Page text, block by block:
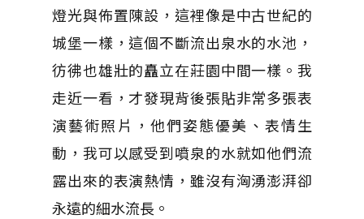
燈光與佈置陳設，這裡像是中古世紀的
城堡一樣，這個不斷流出泉水的水池，
彷彿也雄壯的矗立在莊園中間一樣。我
走近一看，才發現背後張貼非常多張表
演藝術照片，他們姿態優美、表情生
動，我可以感受到噴泉的水就如他們流
露出來的表演熱情，雖沒有洶湧澎湃卻
永遠的細水流長。